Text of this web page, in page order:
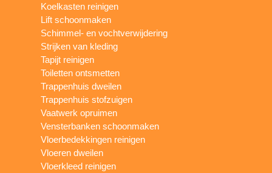
Koelkasten reinigen
Lift schoonmaken
Schimmel- en vochtverwijdering
Strijken van kleding
Tapijt reinigen
Toiletten ontsmetten
Trappenhuis dweilen
Trappenhuis stofzuigen
Vaatwerk opruimen
Vensterbanken schoonmaken
Vloerbedekkingen reinigen
Vloeren dweilen
Vloerkleed reinigen